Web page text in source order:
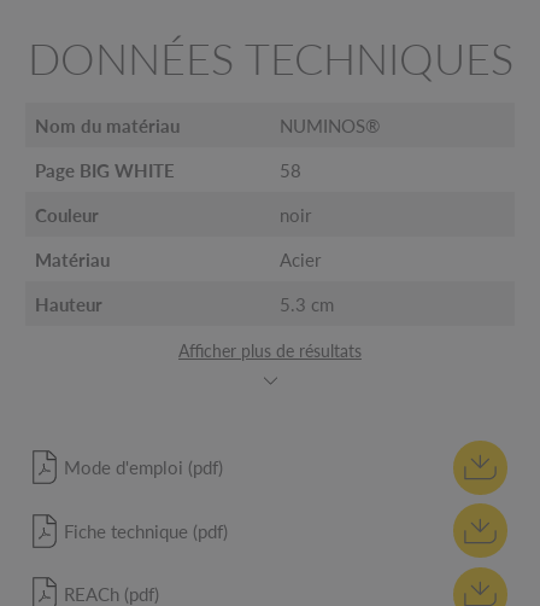
DONNÉES TECHNIQUES
Nom du matériau NUMINOS®
Page BIG WHITE 58
Couleur noir
Matériau Acier
Hauteur 5.3 cm
Afficher plus de résultats
Mode d'emploi (pdf)
Fiche technique (pdf)
REACh (pdf)